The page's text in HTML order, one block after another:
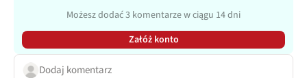
Możesz dodać 3 komentarze w ciągu 14 dni
Załóż konto
Dodaj komentarz